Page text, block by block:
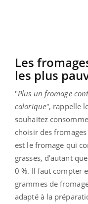
Les
les plus
"Plus un fromage
calorique", rappelle
souhaitez
choisir des
est le fromage qui
grasses, d’autant
0 %. Il faut compter
grammes de
adapté à la